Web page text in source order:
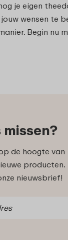
je eigen
wensen te
Begin nu
missen?
de hoogte van
producten.
nieuwsbrief!